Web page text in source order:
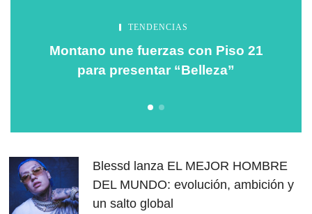
TENDENCIAS
Montano une fuerzas con Piso 21
para presentar “Belleza”
Blessd lanza EL MEJOR HOMBRE
DEL MUNDO: evolución, ambición y
un salto global